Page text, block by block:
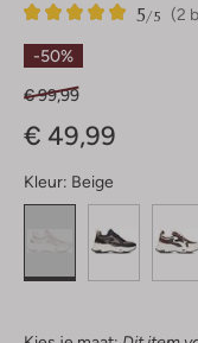
(2
5/5
2
5
Sterren
-50%
€ 99,99
€ 49,99
Kleur: Beige